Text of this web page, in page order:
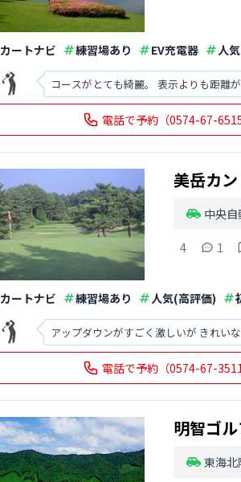
カートナビ 練習場あり EV充電器 人
コースがとても綺麗。 表示よりも距離
電話で予約 （0574-67-
美岳カ
中央
4 1
カートナビ 練習場あり 人気(高評価)
アップダウンがすごく激しいが きれい
電話で予約 （0574-67-
明智ゴ
東海